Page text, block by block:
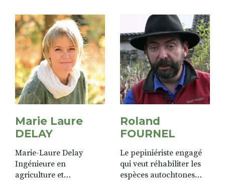
femme engagée et multi-
casquettes !
coeur littéraires et
artistiques.
Marie Laure
DELAY
Marie-Laure Delay
Ingénieure en
agriculture et
Roland
FOURNEL
Le pepiniériste engagé
qui veut réhabiliter les
espèces autochtones